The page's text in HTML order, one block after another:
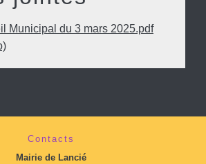
Municipal du 3 mars 2025.pdf
Contacts
Mairie de Lancié